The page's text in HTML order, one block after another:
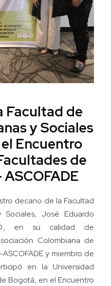
Facultad de
y Sociales
Encuentro
de
decano de la Facultad
José Eduardo
en su calidad de
Colombiana de
y miembro de
en la Universidad
Bogotá, en el Encuentro